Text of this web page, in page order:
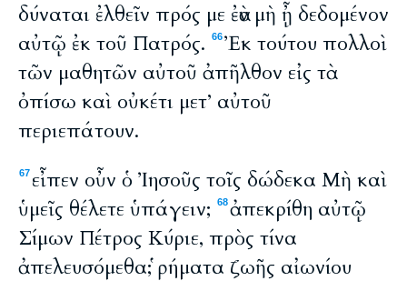
δύναται ἐλθεῖν πρός με ἐὰν μὴ ᾖ δεδομένον
αὐτῷ ἐκ τοῦ Πατρός.
66Ἐκ τούτου πολλοὶ
τῶν μαθητῶν αὐτοῦ ἀπῆλθον εἰς τὰ
ὀπίσω καὶ οὐκέτι μετ’ αὐτοῦ
περιεπάτουν.
67 εἶπεν οὖν ὁ Ἰησοῦς τοῖς δώδεκα Μὴ καὶ
ὑμεῖς θέλετε ὑπάγειν;
68ἀπεκρίθη αὐτῷ
Σίμων Πέτρος Κύριε, πρὸς τίνα
ἀπελευσόμεθα; ῥήματα ζωῆς αἰωνίου